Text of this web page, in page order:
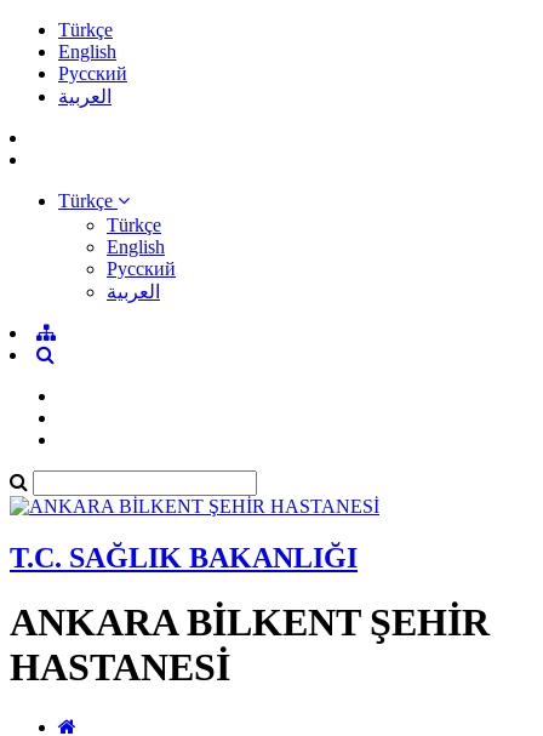
Türkçe
English
Pусский
العربية
Türkçe
Türkçe
English
Pусский
العربية
T.C. SAĞLIK BAKANLIĞI
ANKARA BİLKENT ŞEHİR
HASTANESİ